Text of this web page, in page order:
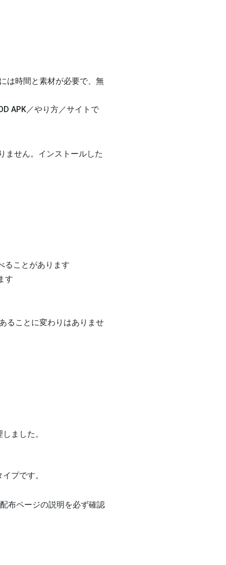
は時間と素材が必要で、無
APK／やり方／サイト で
ません。インストールした
ることがあります
す
ることに変わりはありませ
ました。
プです。
布ページの説明を必ず確認